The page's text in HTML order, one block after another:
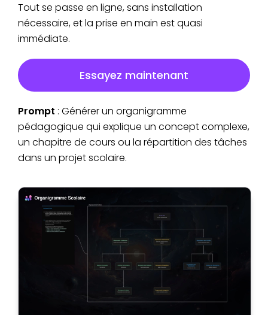
Tout se passe en ligne, sans installation
nécessaire, et la prise en main est quasi
immédiate.
Essayez maintenant
Prompt : Générer un organigramme
pédagogique qui explique un concept complexe,
un chapitre de cours ou la répartition des tâches
dans un projet scolaire.